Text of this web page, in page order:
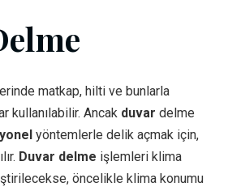
matkap, hilti ve bunlarla
kullanılabilir. Ancak duvar delme
yöntemlerle delik açmak için,
Duvar delme işlemleri klima
öncelikle klima konumu